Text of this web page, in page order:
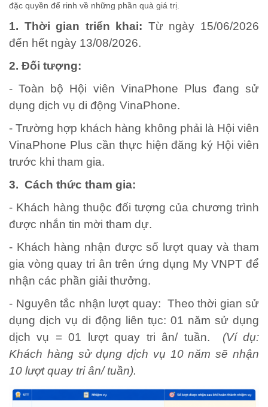
đặc quyền để rinh về những phần quà giá trị.
1. Thời gian triển khai: Từ ngày 15/06/2026
đến hết ngày 13/08/2026.
2. Đối tượng:
- Toàn bộ Hội viên VinaPhone Plus đang sử
dụng dịch vụ di động VinaPhone.
- Trường hợp khách hàng không phải là Hội viên
VinaPhone Plus cần thực hiện đăng ký Hội viên
trước khi tham gia.
3. Cách thức tham gia:
- Khách hàng thuộc đối tượng của chương trình
được nhắn tin mời tham dự.
- Khách hàng nhận được số lượt quay và tham
gia vòng quay tri ân trên ứng dụng My VNPT để
nhận các phần giải thưởng.
- Nguyên tắc nhận lượt quay: Theo thời gian sử
dụng dịch vụ di động liên tục: 01 năm sử dụng
dịch vụ = 01 lượt quay tri ân/ tuần.
(Ví dụ:
Khách hàng sử dụng dịch vụ 10 năm sẽ nhận
10 lượt quay tri ân/ tuần).